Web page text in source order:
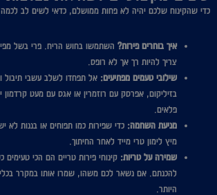
כדי שהקינוח שלכם יהיה לא פחות ממושלם, כדאי לשים לב
איך בוחרים פירות? השתמשו בחוש הריח. פרי בשל
צריך להיות רך אך לא רופס.
שילובי טעמים מפתיעים: אל תפחדו לשלב עשבי תיבול
בזיליקום, אפרסק עם רוזמרין או אגס עם מעט קרדמון
פלאים.
מניעת השחמה: כדי שפירות כמו תפוחים או בננות לא
מיץ לימון טרי מייד לאחר החיתוך.
שמירה על טריות: קינוחי פירות טריים הם הכי
להכנתם. אם נשאר לכם משהו, שמרו אותו במקרר
היותר.